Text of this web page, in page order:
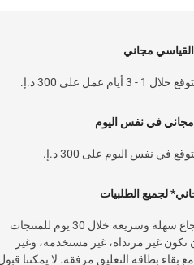
القياسي مجاني
أيام عمل على 300 د.إ.
مجاني في نفس اليوم
في نفس اليوم على 300 د.إ.
لجميع الطلبيات
خدمة إرجاع سهلة وسريعة خلال 30 يوم للمنتجات
غير مرتداة، غير مستخدمة، وغير
بقاء بطاقة التعليق مرفقة. لا يمكننا